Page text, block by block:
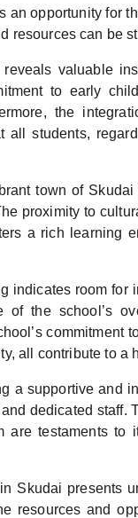
an opportunity for
resources can be
valuable
to early
the
all students,
town of
proximity to
a rich learning
indicates room for
the school’s
commitment
all contribute to a
a supportive and
dedicated staff.
are testaments to
Skudai presents
resources and